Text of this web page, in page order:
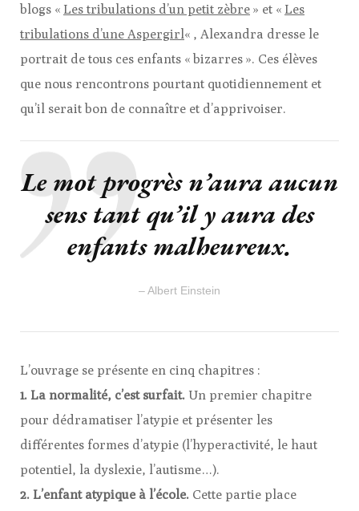
blogs « Les tribulations d’un petit zèbre » et « Les
tribulations d’une Aspergirl« , Alexandra dresse le
portrait de tous ces enfants « bizarres ». Ces élèves
que nous rencontrons pourtant quotidiennement et
qu’il serait bon de connaître et d’apprivoiser.
Le mot progrès n’aura aucun
sens tant qu’il y aura des
enfants malheureux.
– Albert Einstein
L’ouvrage se présente en cinq chapitres :
1. La normalité, c’est surfait. Un premier chapitre
pour dédramatiser l’atypie et présenter les
différentes formes d’atypie (l’hyperactivité, le haut
potentiel, la dyslexie, l’autisme…).
2. L’enfant atypique à l’école. Cette partie place